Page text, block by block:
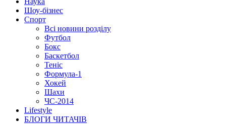
Шоу-бізнес
Спорт
Всі новини розділу
Футбол
Бокс
Баскетбол
Теніс
Формула-1
Хокей
Шахи
ЧС-2014
Lifestyle
БЛОГИ ЧИТАЧІВ